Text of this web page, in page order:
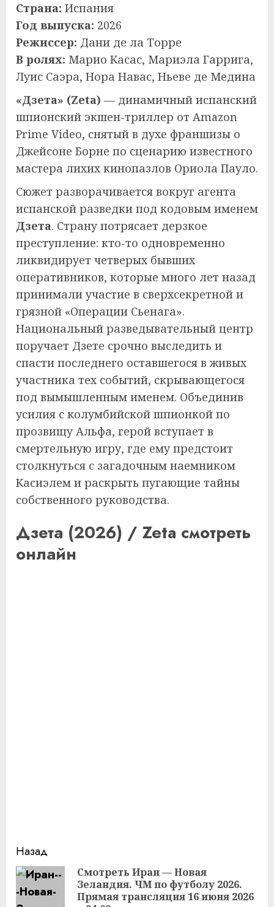
Страна: Испания
Год выпуска: 2026
Режиссер: Дани де ла Торре
В ролях: Марио Касас, Мариэла Гаррига,
Луис Саэра, Нора Навас, Ньеве де Медина
«Дзета» (Zeta) — динамичный испанский
шпионский экшен-триллер от Amazon
Prime Video, снятый в духе франшизы о
Джейсоне Борне по сценарию известного
мастера лихих кинопазлов Ориола Пауло.
Сюжет разворачивается вокруг агента
испанской разведки под кодовым именем
Дзета. Страну потрясает дерзкое
преступление: кто-то одновременно
ликвидирует четверых бывших
оперативников, которые много лет назад
принимали участие в сверхсекретной и
грязной «Операции Сьенага».
Национальный разведывательный центр
поручает Дзете срочно выследить и
спасти последнего оставшегося в живых
участника тех событий, скрывающегося
под вымышленным именем. Объединив
усилия с колумбийской шпионкой по
прозвищу Альфа, герой вступает в
смертельную игру, где ему предстоит
столкнуться с загадочным наемником
Касиэлем и раскрыть пугающие тайны
собственного руководства.
Дзета (2026) / Zeta смотреть
онлайн
Продолжить
чтение
Назад
Смотреть Иран — Новая
Зеландия. ЧМ по футболу 2026.
Прямая трансляция 16 июня 2026